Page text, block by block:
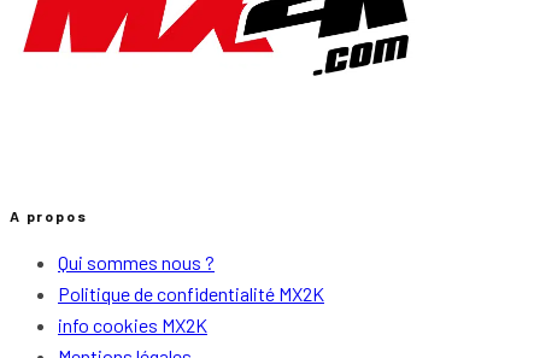
A propos
Qui sommes nous ?
Politique de confidentialité MX2K
info cookies MX2K